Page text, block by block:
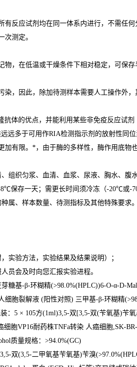
有反应试剂均在同一体系内进行，不需任
次测定。
物，在低温或干燥条件下相对稳定，可保存
染，因此，除加待测样本需要人工操作外
抗体的优点，并能利用某些非免疫反应试剂
远多于可用作RIA检测指示剂的放射性同
加有限。 *，由于酶的多样性，酶作用底物
组织匀浆、血清、血浆、尿液、胸水、腹
℃保存一天；需更长时间须冷冻（-20℃或-
属、样本数量、待测指标及其他特殊要求。
实验方法，实验结果及结果说明）；
员会及时向您汇报实验进程。
芽糖基-β-环糊精(>98.0%(HPLC))6-O-α-D-
细胞裂解液 (阳性对照) 三甲基-β-环糊精
： 5 × 105方(1ml)3,5-双 [3,5-双(苄氧基)苄
细胞VP16耐药株TNFa转染 人癌细胞 ,SK-
质量规格： >94.0%(GC)
双(3,5-二甲氧基苄氧基)苄溴